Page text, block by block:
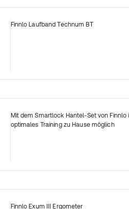
Finnlo Laufband Technum BT
Mit dem Smartlock Hantel-Set von Finnlo
optimales Training zu Hause möglich
Finnlo Exum III Ergometer